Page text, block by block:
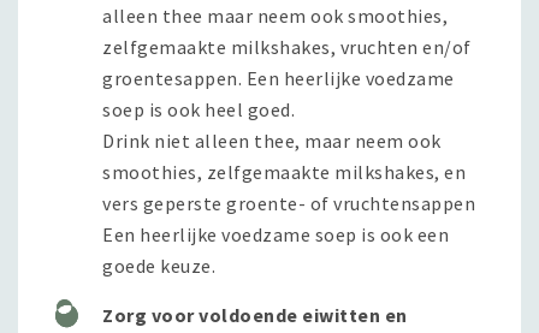
alleen thee maar neem ook smoothies,
zelfgemaakte milkshakes, vruchten en/of
groentesappen. Een heerlijke voedzame
soep is ook heel goed.
Drink niet alleen thee, maar neem ook
smoothies, zelfgemaakte milkshakes, en
vers geperste groente- of vruchtensappen
Een heerlijke voedzame soep is ook een
goede keuze.
Zorg voor voldoende eiwitten en